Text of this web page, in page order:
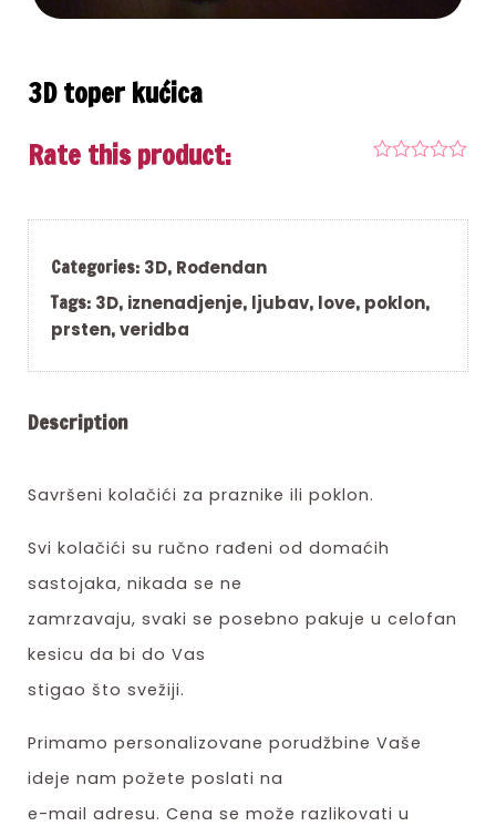
3D toper kućica
Rate this product:
Categories: 3D, Rođendan
Tags: 3D, iznenadjenje, ljubav, love, poklon,
prsten,veridba
Description
Savršeni kolačići za praznike ili poklon.
Svi kolačići su ručno rađeni od domaćih
sastojaka, nikada se ne
zamrzavaju, svaki se posebno pakuje u celofan
kesicu da bi do Vas
stigao što svežiji.
Primamo personalizovane porudžbine Vaše
ideje nam požete poslati na
e-mail adresu. Cena se može razlikovati u